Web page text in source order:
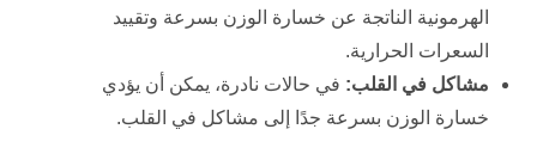
الهرمونية الناتجة عن خسارة الوزن بسرعة وتقييد
السعرات الحرارية.
مشاكل في القلب: في حالات نادرة، يمكن أن يؤدي
خسارة الوزن بسرعة جدًا إلى مشاكل في القلب.